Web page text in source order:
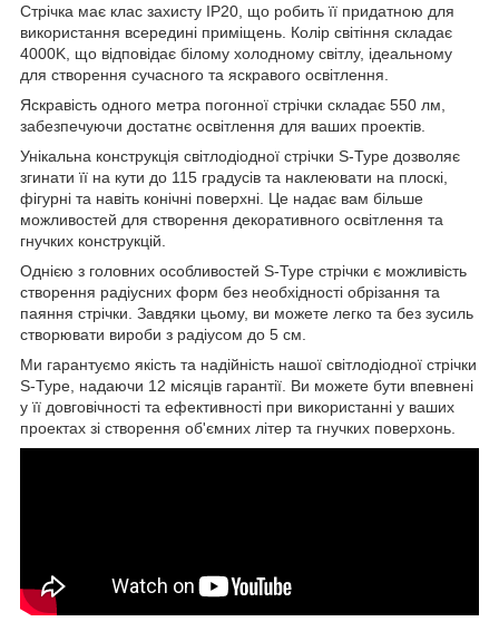
Стрічка має клас захисту IP20, що робить її придатною для
використання всередині приміщень. Колір світіння складає
4000K, що відповідає білому холодному світлу, ідеальному
для створення сучасного та яскравого освітлення.
Яскравість одного метра погонної стрічки складає 550 лм,
забезпечуючи достатнє освітлення для ваших проектів.
Унікальна конструкція світлодіодної стрічки S-Type дозволяє
згинати її на кути до 115 градусів та наклеювати на плоскі,
фігурні та навіть конічні поверхні. Це надає вам більше
можливостей для створення декоративного освітлення та
гнучких конструкцій.
Однією з головних особливостей S-Type стрічки є можливість
створення радіусних форм без необхідності обрізання та
паяння стрічки. Завдяки цьому, ви можете легко та без зусиль
створювати вироби з радіусом до 5 см.
Ми гарантуємо якість та надійність нашої світлодіодної стрічки
S-Type, надаючи 12 місяців гарантії. Ви можете бути впевнені
у її довговічності та ефективності при використанні у ваших
проектах зі створення об'ємних літер та гнучких поверхонь.